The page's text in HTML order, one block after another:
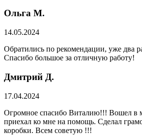
Ольга М.
14.05.2024
Обратились по рекомендации, уже два
Спасибо большое за отличную работу!
Дмитрий Д.
17.04.2024
Огромное спасибо Виталию!!! Вошел в
приехал ко мне на помощь. Сделал
коробки. Всем советую !!!